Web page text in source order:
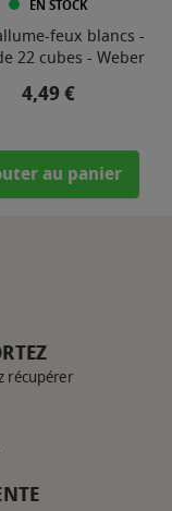
EN STOCK
feux blancs -
22 cubes - Weber
Prix
4,49 €
au panier
récupérer